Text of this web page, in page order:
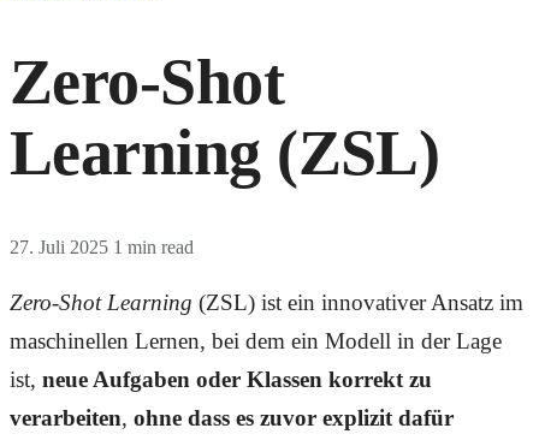
Zero-Shot
Learning (ZSL)
27. Juli 2025 1 min read
Zero-Shot Learning (ZSL) ist ein innovativer Ansatz im
maschinellen Lernen, bei dem ein Modell in der Lage
ist, neue Aufgaben oder Klassen korrekt zu
verarbeiten, ohne dass es zuvor explizit dafür